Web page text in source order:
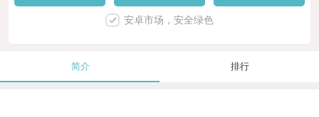
安卓市场，安全绿色
简介 排行